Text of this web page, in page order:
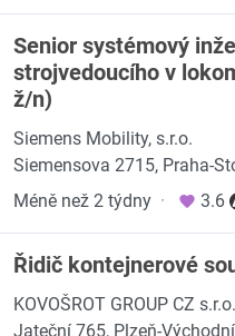
Senior systémový
strojvedoucího v
ž/n)
Siemens Mobility, s.r.o.
Siemensova 2715, Praha-
Méně než 2 týdny · 3.6
Řidič kontejnerové
KOVOŠROT GROUP CZ s.r.o.
Jateční 765, Plzeň-